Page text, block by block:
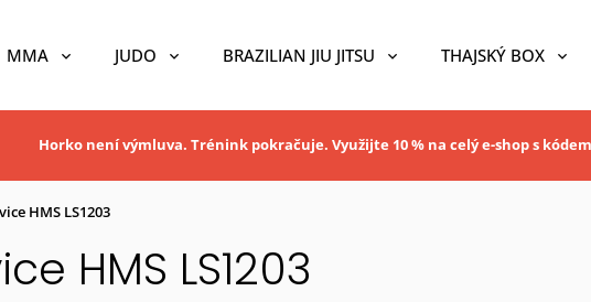
MMA JUDO BRAZILIAN JIU JITSU THAJSKÝ BOX
Horko není výmluva. Trénink pokračuje. Využijte 10 % na celý e-shop s kódem
HMS LS1203
HMS LS1203